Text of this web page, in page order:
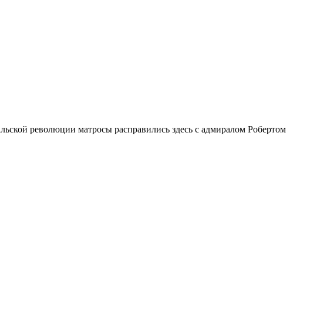
революции матросы расправились здесь с адмиралом Робертом